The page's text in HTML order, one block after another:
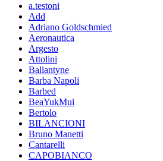
a.testoni
Add
Adriano Goldschmied
Aeronautica
Argesto
Attolini
Ballantyne
Barba Napoli
Barbed
BeaYukMui
Bertolo
BILANCIONI
Bruno Manetti
Cantarelli
CAPOBIANCO